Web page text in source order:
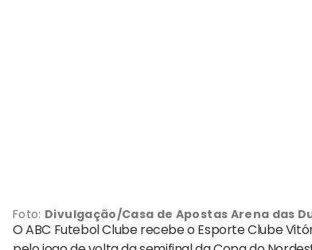
Foto: Divulgação/Casa de Apostas Arena das
OABC Futebol Cluberecebe o Esporte Clube